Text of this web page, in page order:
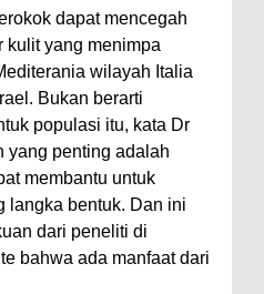
dapat mencegah
kulit yang menimpa
wilayah Italia
Bukan berarti
populasi itu, kata Dr
yang penting adalah
membantu untuk
langka bentuk. Dan ini
dari peneliti di
bahwa ada manfaat dari